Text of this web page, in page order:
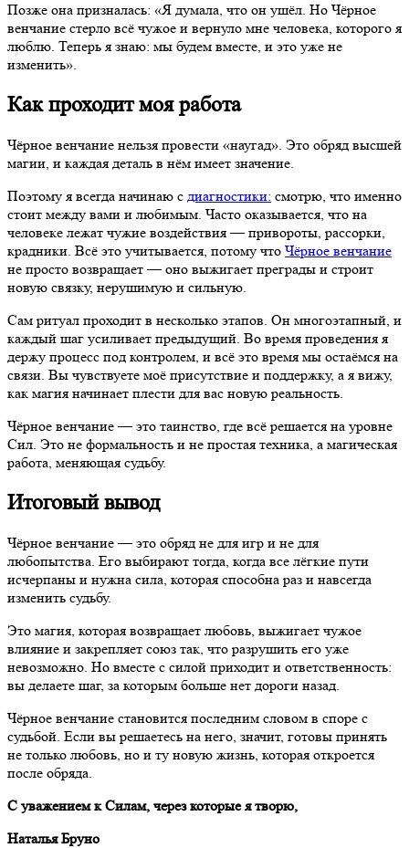
Позже она призналась: «Я думала, что он ушёл. Но Чёрное
венчание стерло всё чужое и вернуло мне человека, которого я
люблю. Теперь я знаю: мы будем вместе, и это уже не
изменить».
Как проходит моя работа
Чёрное венчание нельзя провести «наугад». Это обряд высшей
магии, и каждая деталь в нём имеет значение.
Поэтому я всегда начинаю с диагностики: смотрю, что именно
стоит между вами и любимым. Часто оказывается, что на
человеке лежат чужие воздействия — привороты, рассорки,
крадники. Всё это учитывается, потому что Чёрное венчание
не просто возвращает — оно выжигает преграды и строит
новую связку, нерушимую и сильную.
Сам ритуал проходит в несколько этапов. Он многоэтапный, и
каждый шаг усиливает предыдущий. Во время проведения я
держу процесс под контролем, и всё это время мы остаёмся на
связи. Вы чувствуете моё присутствие и поддержку, а я вижу,
как магия начинает плести для вас новую реальность.
Чёрное венчание — это таинство, где всё решается на уровне
Сил. Это не формальность и не простая техника, а магическая
работа, меняющая судьбу.
Итоговый вывод
Чёрное венчание — это обряд не для игр и не для
любопытства. Его выбирают тогда, когда все лёгкие пути
исчерпаны и нужна сила, которая способна раз и навсегда
изменить судьбу.
Это магия, которая возвращает любовь, выжигает чужое
влияние и закрепляет союз так, что разрушить его уже
невозможно. Но вместе с силой приходит и ответственность:
вы делаете шаг, за которым больше нет дороги назад.
Чёрное венчание становится последним словом в споре с
судьбой. Если вы решаетесь на него, значит, готовы принять
не только любовь, но и ту новую жизнь, которая откроется
после обряда.
С уважением к Силам, через которые я творю,
Наталья Бруно